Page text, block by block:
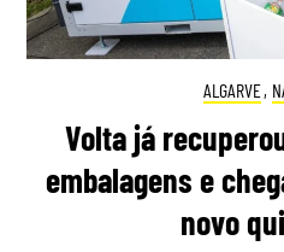
ALGARVE,
Volta já
embalagens e
novo